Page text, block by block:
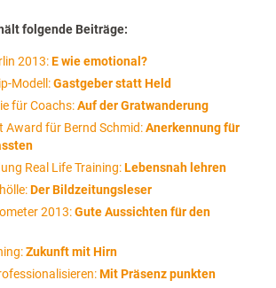
folgende Beiträge:
2013:E wie emotional?
Modell:Gastgeber statt Held
für Coachs:Auf der Gratwanderung
Award für Bernd Schmid:Anerkennung für
Real Life Training:Lebensnah lehren
Der Bildzeitungsleser
2013:Gute Aussichten für den
Zukunft mit Hirn
Mit Präsenz punkten